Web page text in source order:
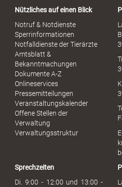
x
u
Nützliches auf einen Blick
Notruf & Notdienste
Sperrinformationen
Notfalldienste der Tierärzte
Amtsblatt &
Bekanntmachungen
Dokumente A-Z
Onlineservices
Pressemitteilungen
Veranstaltungskalender
Offene Stellen der
Verwaltung
Verwaltungsstruktur
Sprechzeiten
Di. 9:00 - 12:00 und 13:00 -